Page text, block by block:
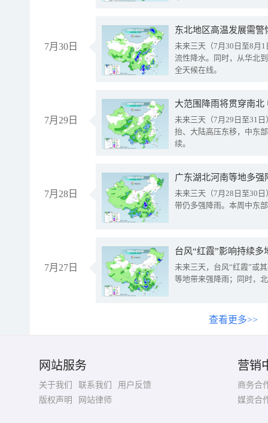
7月30日
东北地区高温发展需
未来三天（7月30日至8月
流性降水。同时，从华北
全天候在线。
7月29日
大范围降雨将贯穿南
未来三天（7月29日至31
抬、大陆高压东移，中东
续。
7月28日
广东湖北河南等地多
未来三天（7月28日至30
带仍多强降雨。本周中东
7月27日
台风“红霞”影响持续
未来三天，台风“红霞”或
等地带来强降雨；同时，
查看更多>>
网站服务
关于我们 联系我们
用户反馈
版权声明
网站律师
营销
商务合
媒资合